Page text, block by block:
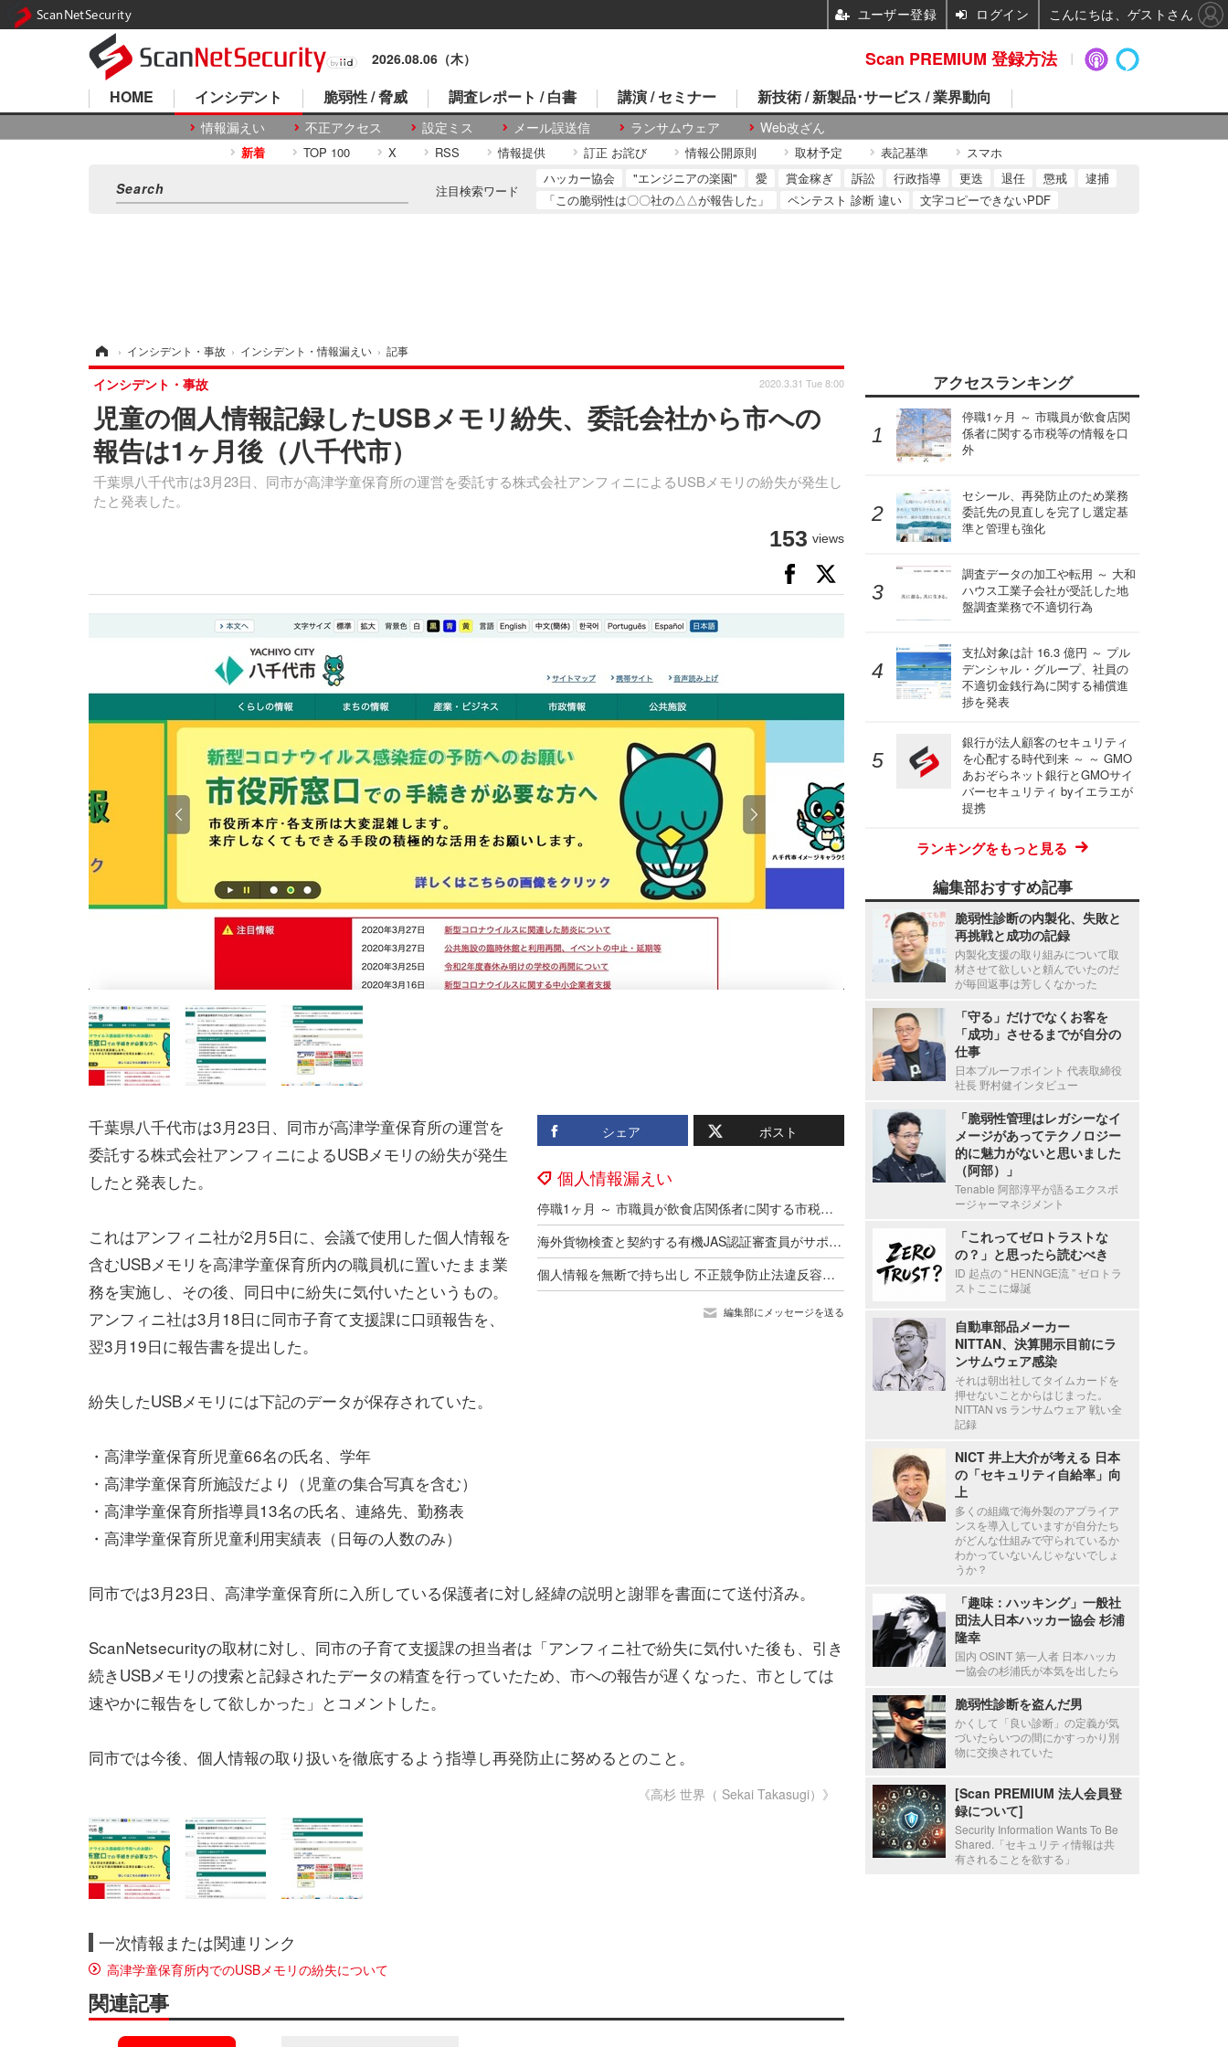
2026.08.06（木）
HOME インシデント
情報漏えい 不正アクセス 設定ミス メール誤送信 ランサムウェア Web改ざん
脆弱性 / 脅威 調査レポート / 白書 講演 / セミナー 新技術 / 新製品･サービス / 業界動向
新着 TOP 100 X RSS 情報提供 訂正 お詫び 情報公開原則 取材予定 表記基準 スマホ
注目検索ワード
ハッカー協会 "エンジニアの楽園" 愛 賞金稼ぎ 訴訟 行政指導 更迭 退任 懲戒
逮捕
「この脆弱性は〇〇社の△△が報告した」
ペンテスト 診断 違い 文字コピーできないPDF
› インシデント・事故 › インシデント・情報漏えい › 記事
児童の個人情報記録したUSBメモリ紛失、委託会社から市への
報告は1ヶ月後（八千代市）
千葉県八千代市は3月23日、同市が高津学童保育所の運営を委託する株式会社アンフィニによるUSBメモリの紛失が発生し
たと発表した。
インシデント・事故 2020.3.31 Tue 8:00
153 views
シェア ポスト
個人情報漏えい
停職1ヶ月 ～ 市職員が飲食店関係者に関する市税等の情報を口外
海外貨物検査と契約する有機JAS認証審査員がサポート詐欺被害
個人情報を無断で持ち出し 不正競争防止法違反容疑で逮捕
編集部にメッセージを送る
千葉県八千代市は3月23日、同市が高津学童保育所の運営を
委託する株式会社アンフィニによるUSBメモリの紛失が発生
したと発表した。
これはアンフィニ社が2月5日に、会議で使用した個人情報を
含むUSBメモリを高津学童保育所内の職員机に置いたまま業
務を実施し、その後、同日中に紛失に気付いたというもの。
アンフィニ社は3月18日に同市子育て支援課に口頭報告を、
翌3月19日に報告書を提出した。
紛失したUSBメモリには下記のデータが保存されていた。
・高津学童保育所児童66名の氏名、学年
・高津学童保育所施設だより（児童の集合写真を含む）
・高津学童保育所指導員13名の氏名、連絡先、勤務表
・高津学童保育所児童利用実績表（日毎の人数のみ）
同市では3月23日、高津学童保育所に入所している保護者に対し経緯の説明と謝罪を書面にて送付済み。
ScanNetsecurityの取材に対し、同市の子育て支援課の担当者は「アンフィニ社で紛失に気付いた後も、引き
続きUSBメモリの捜索と記録されたデータの精査を行っていたため、市への報告が遅くなった、市としては
速やかに報告をして欲しかった」とコメントした。
同市では今後、個人情報の取り扱いを徹底するよう指導し再発防止に努めるとのこと。
《高杉 世界（ Sekai Takasugi）》
一次情報または関連リンク
高津学童保育所内でのUSBメモリの紛失について
関連記事
アクセスランキング
停職1ヶ月 ～ 市職員が飲食店関
係者に関する市税等の情報を口
外
セシール、再発防止のため業務
委託先の見直しを完了し選定基
準と管理も強化
調査データの加工や転用 ～ 大和
ハウス工業子会社が受託した地
盤調査業務で不適切行為
支払対象は計 16.3 億円 ～ プル
デンシャル・グループ、社員の
不適切金銭行為に関する補償進
捗を発表
銀行が法人顧客のセキュリティ
を心配する時代到来 ～ ～ GMO
あおぞらネット銀行とGMOサイ
バーセキュリティ byイエラエが
提携
ランキングをもっと見る
編集部おすすめ記事
脆弱性診断の内製化、失敗と
再挑戦と成功の記録
内製化支援の取り組みについて取
材させて欲しいと頼んでいたのだ
が毎回返事は芳しくなかった
「守る」だけでなくお客を
「成功」させるまでが自分の
仕事
日本プルーフポイント 代表取締役
社長 野村健インタビュー
「脆弱性管理はレガシーなイ
メージがあってテクノロジー
的に魅力がないと思いました
（阿部）」
Tenable 阿部淳平が語るエクスポ
ージャーマネジメント
「これってゼロトラストな
の？」と思ったら読むべき
ID 起点の “ HENNGE流 ” ゼロトラ
ストここに爆誕
自動車部品メーカー
NITTAN、決算開示目前にラ
ンサムウェア感染
それは朝出社してタイムカードを
押せないことからはじまった。
NITTAN vs ランサムウェア 戦い全
記録
NICT 井上大介が考える 日本
の「セキュリティ自給率」向
上
多くの組織で海外製のアプライア
ンスを導入していますが自分たち
がどんな仕組みで守られているか
わかっていないんじゃないでしょ
うか？
「趣味：ハッキング」一般社
団法人日本ハッカー協会 杉浦
隆幸
国内 OSINT 第一人者 日本ハッカ
ー協会の杉浦氏が本気を出したら
脆弱性診断を盗んだ男
かくして「良い診断」の定義が気
づいたらいつの間にかすっかり別
物に交換されていた
[Scan PREMIUM 法人会員登
録について]
Security Information Wants To Be
Shared.「セキュリティ情報は共
有されることを欲する」
Scan PREMIUM 登録方法
ScanNetSecurity ユーザー登録 ログイン こんにちは、ゲストさん